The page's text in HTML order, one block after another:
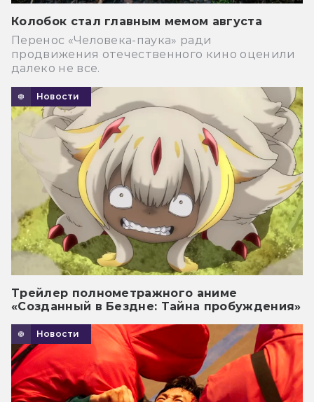
Колобок стал главным мемом августа
Перенос «Человека-паука» ради
продвижения отечественного кино оценили
далеко не все.
Новости
Трейлер полнометражного аниме
«Созданный в Бездне: Тайна пробуждения»
Новости